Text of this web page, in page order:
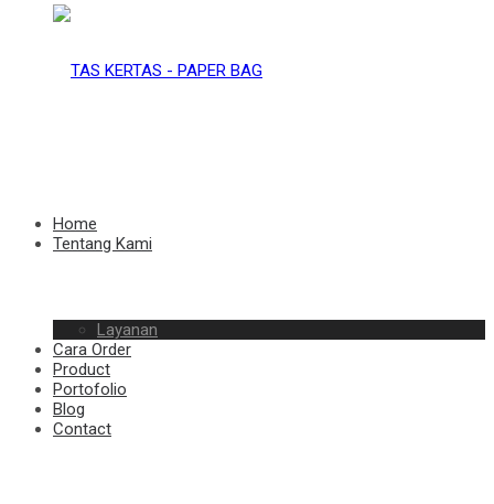
–
KERTAS
Home
Tentang Kami
Layanan
Cara Order
Product
Portofolio
Blog
Contact